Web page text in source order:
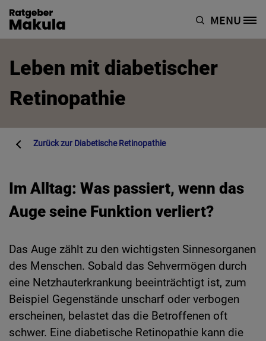
Site Logo
MENU
Leben mit diabetischer
Retinopathie
Zurück zur Diabetische Retinopathie
Im Alltag: Was passiert, wenn das
Auge seine Funktion verliert?
Das Auge zählt zu den wichtigsten Sinnesorganen
des Menschen. Sobald das Sehvermögen durch
eine Netzhauterkrankung beeinträchtigt ist, zum
Beispiel Gegenstände unscharf oder verbogen
erscheinen, belastet das die Betroffenen oft
schwer. Eine diabetische Retinopathie kann die